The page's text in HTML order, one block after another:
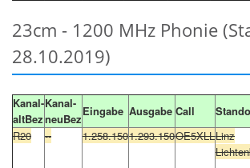
23cm - 1200 MHz Phonie
28.10.2019)
Kanal-
altBez
Kanal-
neuBez
Eingabe Ausgabe Call
R20
-- 1.258.1501.293.150OE5XLLLinz